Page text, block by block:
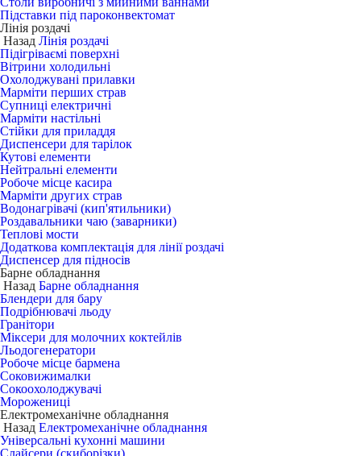
Підставки під пароконвектомат
Лінія роздачі
Назад Лінія роздачі
Підігріваємі поверхні
Вітрини холодильні
Охолоджувані прилавки
Марміти перших страв
Супниці електричні
Марміти настільні
Стійки для приладдя
Диспенсери для тарілок
Кутові елементи
Нейтральні елементи
Робоче місце касира
Марміти других страв
Водонагрівачі (кип'ятильники)
Роздавальники чаю (заварники)
Теплові мости
Додаткова комплектація для лінії роздачі
Диспенсер для підносів
Барне обладнання
Назад Барне обладнання
Блендери для бару
Подрібнювачі льоду
Гранітори
Міксери для молочних коктейлів
Льодогенератори
Робоче місце бармена
Соковижималки
Сокоохолоджувачі
Морожениці
Електромеханічне обладнання
Назад Електромеханічне обладнання
Універсальні кухонні машини
Слайсери (скиборізки)